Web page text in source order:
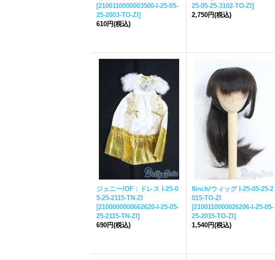
[2100110000003500-I-25-05-
25-2003-TO-ZI ]
610円(税込)
25-05-25-3102-TO-ZI ]
2,750円(税込)
ジェニー/OF：ドレス I-25-0
5-25-2115-TN-ZI
[2100000000662620-I-25-05-
25-2115-TN-ZI ]
690円(税込)
8inch/ウィッグ I-25-05-25-2
015-TO-ZI
[2100110000026206-I-25-05-
25-2015-TO-ZI ]
1,540円(税込)